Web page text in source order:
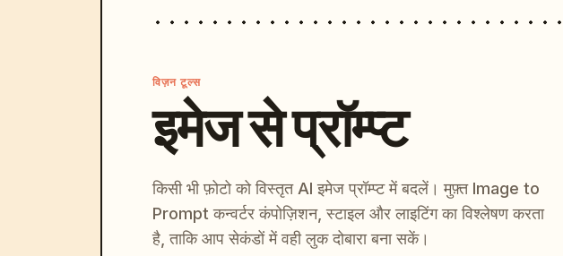
विज़न टूल्स
इमेज से प्रॉम्प्ट
किसी भी फ़ोटो को विस्तृत AI इमेज प्रॉम्प्ट में बदलें। मुफ़्त Image to
Prompt कन्वर्टर कंपोज़िशन, स्टाइल और लाइटिंग का विश्लेषण करता
है, ताकि आप सेकंडों में वही लुक दोबारा बना सकें।